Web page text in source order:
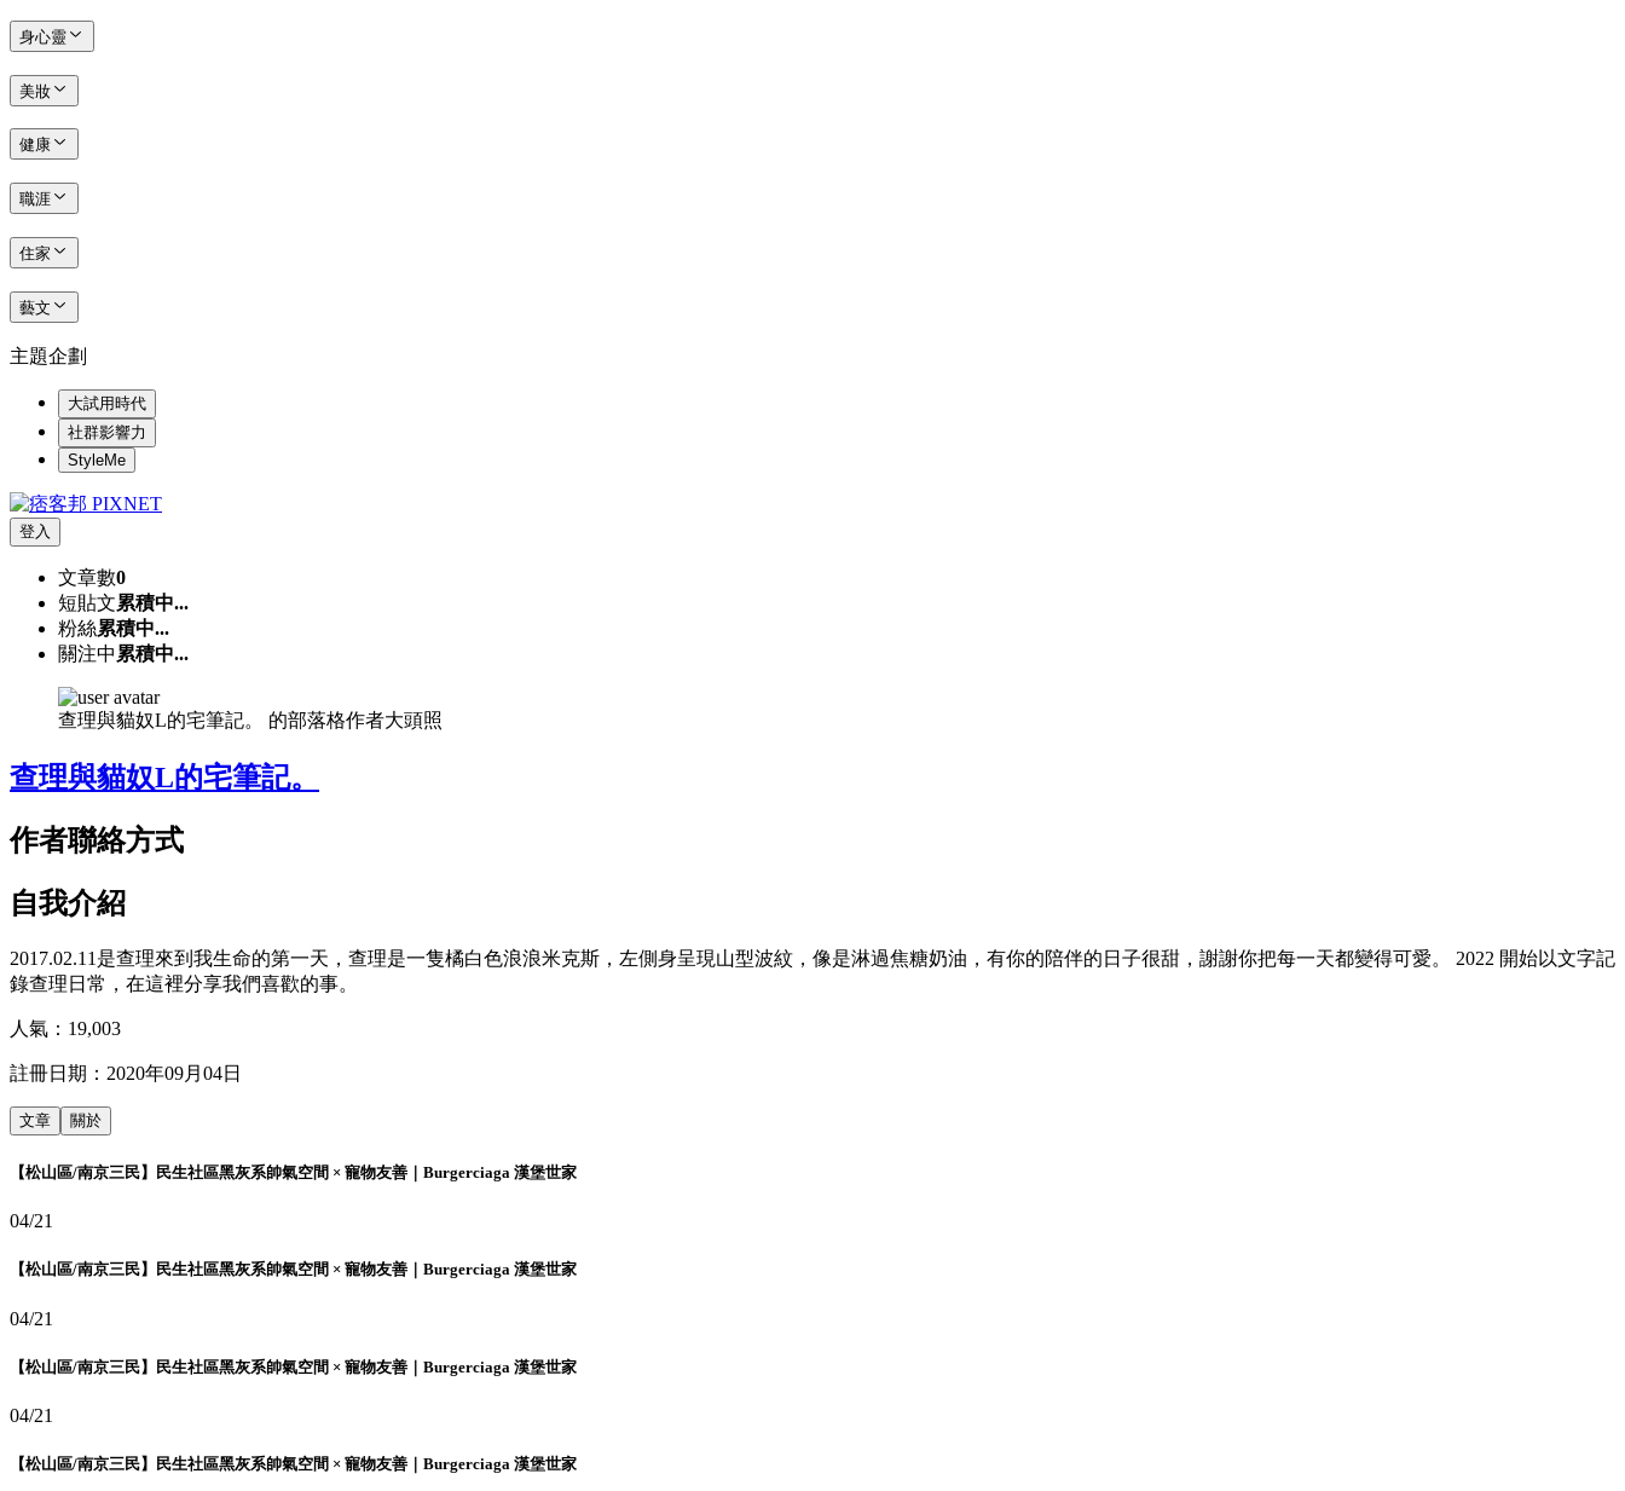
身心靈
美妝
健康
職涯
住家
藝文
主題企劃
大試用時代
社群影響力
StyleMe
登入
文章數0
短貼文累積中...
粉絲累積中...
關注中 累積中...
查理與貓奴L的宅筆記。 的部落格作者大頭照
查理與貓奴L的宅筆記。
作者聯絡方式
自我介紹
2017.02.11是查理來到我生命的第一天，查理是一隻橘白色浪浪米克斯，左側身呈現山型波紋，像是淋過焦糖奶油，有你的陪伴的日子很甜，謝謝你把每一天都變得可愛。 2022 開始以文字記
錄查理日常，在這裡分享我們喜歡的事。
人氣： 19,003
註冊日期： 2020年09月04日
文章 關於
【松山區/南京三民】民生社區黑灰系帥氣空間 × 寵物友善｜Burgerciaga 漢堡世家
04/21
【松山區/南京三民】民生社區黑灰系帥氣空間 × 寵物友善｜Burgerciaga 漢堡世家
04/21
【松山區/南京三民】民生社區黑灰系帥氣空間 × 寵物友善｜Burgerciaga 漢堡世家
04/21
【松山區/南京三民】民生社區黑灰系帥氣空間 × 寵物友善｜Burgerciaga 漢堡世家